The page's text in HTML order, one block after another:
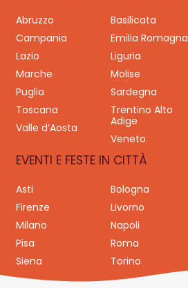
Abruzzo Basilicata
Campania
Emilia Romagna
Lazio
Liguria
Marche
Molise
Puglia
Sardegna
Toscana
Trentino Alto
Adige
Valle d’Aosta
Veneto
EVENTI E FESTE IN CITTÀ
Asti Bologna
Firenze
Livorno
Milano
Napoli
Pisa
Roma
Siena
Torino